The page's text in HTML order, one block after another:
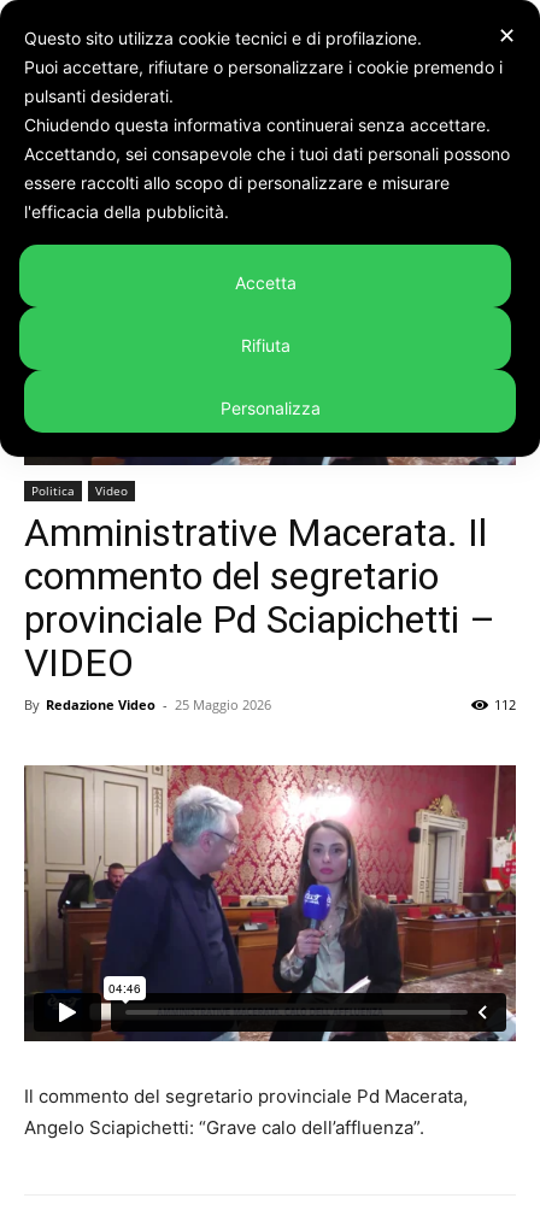
Politica
Politica Video
Amministrative Macerata. Il
commento del segretario
provinciale Pd Sciapichetti –
VIDEO
By Redazione Video - 25 Maggio 2026 112
Il commento del segretario provinciale Pd Macerata,
Angelo Sciapichetti: “Grave calo dell’affluenza”.
✕
Questo sito utilizza cookie tecnici e di profilazione.
Puoi accettare, rifiutare o personalizzare i cookie premendo i
pulsanti desiderati.
Chiudendo questa informativa continuerai senza accettare.
Accettando, sei consapevole che i tuoi dati personali possono
essere raccolti allo scopo di personalizzare e misurare
l'efficacia della pubblicità.
Accetta
Rifiuta
Personalizza